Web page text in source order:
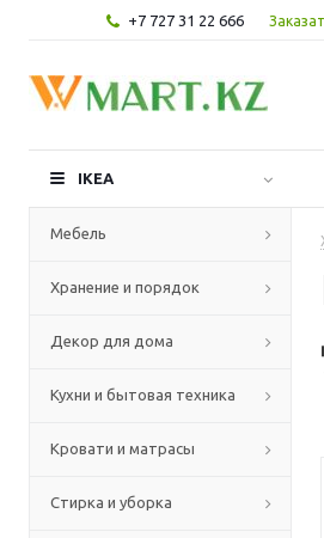
+7 727 31 22 666
IKEA
Мебель
Хранение и порядок
Декор для дома
Кухни и бытовая техника
Кровати и матрасы
Стирка и уборка